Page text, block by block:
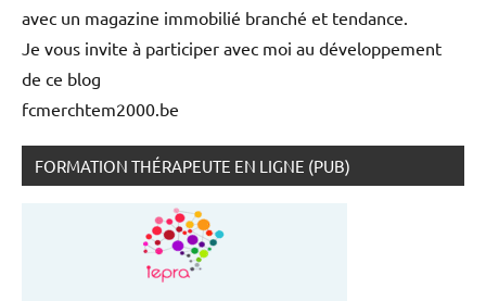
avec un magazine immobilié branché et tendance.
Je vous invite à participer avec moi au développement
de ce blog
fcmerchtem2000.be
FORMATION THÉRAPEUTE EN LIGNE (PUB)